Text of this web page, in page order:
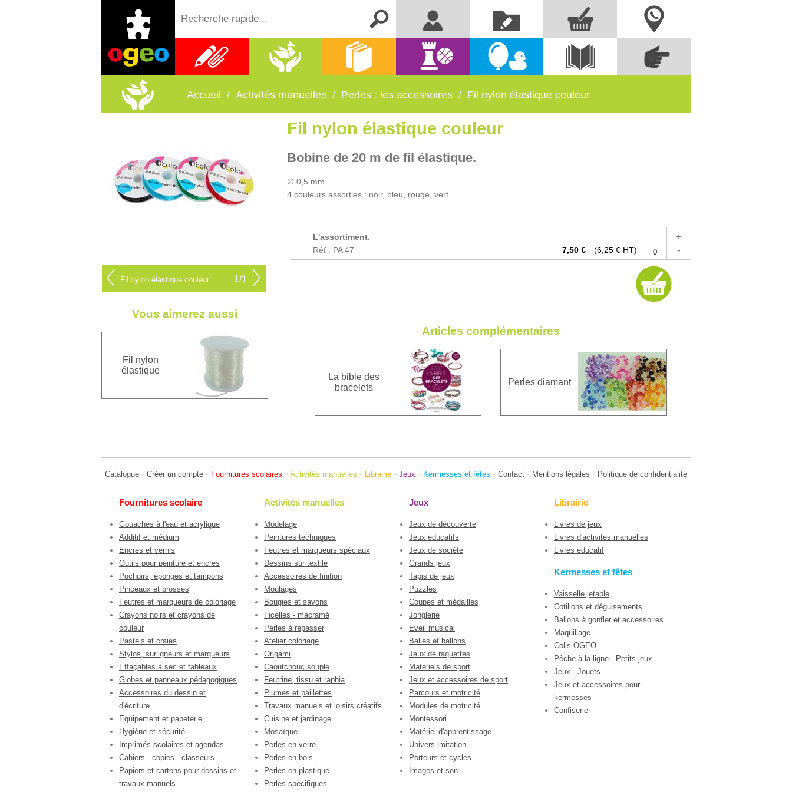
Me connecter
Créer un
compte
Nous contacter
Commandez
directement à partir
des références
Fournitures
scolaires
Activités
manuelles
Jeux
Kermesses
et fêtes
Voir le
catalogue
Accueil / Activités manuelles / Perles : les accessoires / Fil nylon élastique couleur
Fil nylon élastique couleur
Fil nylon élastique couleur. 1/1
Bobine de 20 m de fil élastique.
∅ 0,5 mm.
4 couleurs assorties : noir, bleu, rouge, vert.
L'assortiment.
Réf : PA 47
7,50 € (6,25 € HT)
+
-
Articles complémentaires
La bible des
bracelets
Perles diamant
Vous aimerez aussi
Fil nylon
élastique
Catalogue - Créer un compte - Fournitures scolaires - Activités manuelles - Librairie - Jeux - Kermesses et fêtes - Contact - Mentions légales - Politique de confidentialité
Fournitures scolaire
Gouaches à l'eau et acrylique
Additif et médium
Encres et vernis
Outils pour peinture et encres
Pochoirs, éponges et tampons
Pinceaux et brosses
Feutres et marqueurs de coloriage
Crayons noirs et crayons de
couleur
Pastels et craies
Stylos, surligneurs et marqueurs
Effaçables à sec et tableaux
Globes et panneaux pédagogiques
Accessoires du dessin et
d'écriture
Equipement et papeterie
Hygiène et sécurité
Imprimés scolaires et agendas
Cahiers - copies - classeurs
Papiers et cartons pour dessins et
travaux manuels
Activités manuelles
Modelage
Peintures techniques
Feutres et marqueurs spéciaux
Dessins sur textile
Accessoires de finition
Moulages
Bougies et savons
Ficelles - macramé
Perles à repasser
Atelier coloriage
Origami
Caoutchouc souple
Feutrine, tissu et raphia
Plumes et paillettes
Travaux manuels et loisirs créatifs
Cuisine et jardinage
Mosaïque
Perles en verre
Perles en bois
Perles en plastique
Perles spécifiques
Jeux
Jeux de découverte
Jeux éducatifs
Jeux de société
Grands jeux
Tapis de jeux
Puzzles
Coupes et médailles
Jonglerie
Eveil musical
Balles et ballons
Jeux de raquettes
Matériels de sport
Jeux et accessoires de sport
Parcours et motricité
Modules de motricité
Montessori
Matériel d'apprentissage
Univers imitation
Porteurs et cycles
Images et son
Librairie
Livres de jeux
Livres d'activités manuelles
Livres éducatif
Kermesses et fêtes
Vaisselle jetable
Cotillons et déguisements
Ballons à gonfler et accessoires
Maquillage
Colis OGEO
Pêche à la ligne - Petits jeux
Jeux - Jouets
Jeux et accessoires pour
kermesses
Confiserie